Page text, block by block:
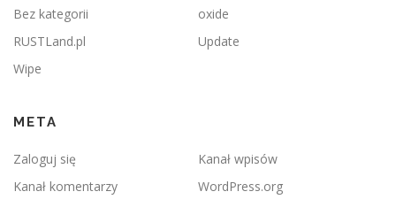
Bez kategorii
oxide
RUSTLand.pl
Update
Wipe
META
Zaloguj się
Kanał wpisów
Kanał komentarzy
WordPress.org